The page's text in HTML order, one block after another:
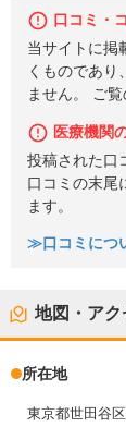
口コミ・
当サイトに掲
くものであり
ません。 ご
医療機関
投稿された口
口コミの末尾
ます。
≫口コミにつ
地図・アク
所在地
東京都世田谷